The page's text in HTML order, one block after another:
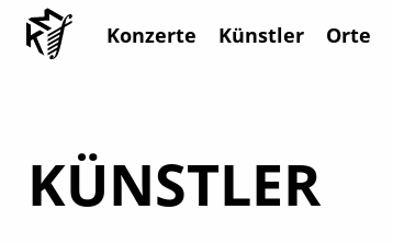
Konzerte Künstler Orte
KÜNSTLER